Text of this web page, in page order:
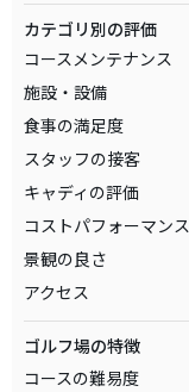
カテゴリ別の評価
コースメンテナンス
施設・設備
食事の満足度
スタッフの接客
キャディの評価
コストパフォーマンス
景観の良さ
アクセス
ゴルフ場の特徴
コースの難易度